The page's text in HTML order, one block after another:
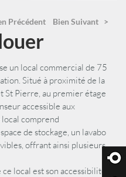
Précédent Bien Suivant >
un local commercial de 75
Situé à proximité de la
St Pierre, au premier étage
accessible aux
comprend
de stockage, un lavabo
offrant ainsi plusieurs
local est son accessibilité.